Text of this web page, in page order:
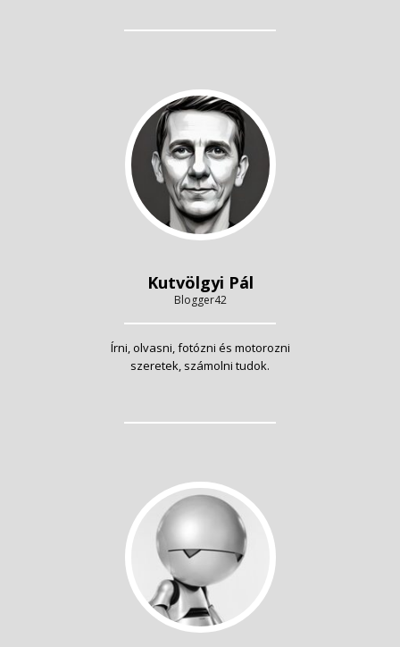
Kutvölgyi Pál
Blogger42
Írni, olvasni, fotózni és motorozni
szeretek, számolni tudok.